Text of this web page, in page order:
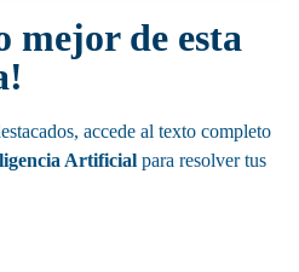
mejor de esta
accede al texto completo
Artificial para resolver tus